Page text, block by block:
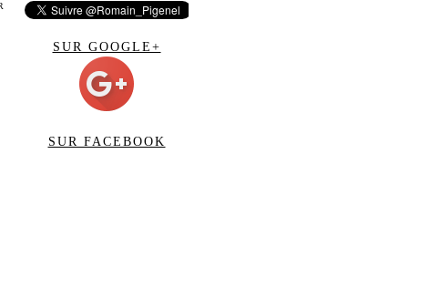
SUR GOOGLE+
SUR FACEBOOK